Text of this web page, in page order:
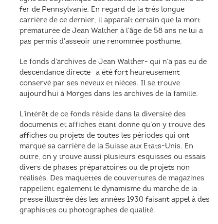
fer de Pennsylvanie. En regard de la très longue
carrière de ce dernier, il apparaît certain que la mort
prématurée de Jean Walther à l’âge de 58 ans ne lui a
pas permis d’asseoir une renommée posthume.
Le fonds d’archives de Jean Walther- qui n’a pas eu de
descendance directe- a été fort heureusement
conservé par ses neveux et nièces. Il se trouve
aujourd’hui à Morges dans les archives de la famille.
L’intérêt de ce fonds réside dans la diversité des
documents et affiches étant donné qu’on y trouve des
affiches ou projets de toutes les périodes qui ont
marqué sa carrière de la Suisse aux Etats-Unis. En
outre, on y trouve aussi plusieurs esquisses ou essais
divers de phases préparatoires ou de projets non
réalisés. Des maquettes de couvertures de magazines
rappellent également le dynamisme du marché de la
presse illustrée dès les années 1930 faisant appel à des
graphistes ou photographes de qualité.